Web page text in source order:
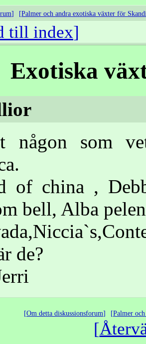
Palmer och andra exotiska växter för
till index
Exotiska
någon som
of china ,
bell, Alba
de?
Om detta diskussionsforum Palmer